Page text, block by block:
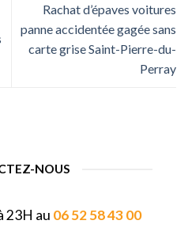
Rachat d’épaves voitures
panne accidentée gagée sans
carte grise Saint-Pierre-du-
Perray
NOUS
23H au 06 52 58 43 00